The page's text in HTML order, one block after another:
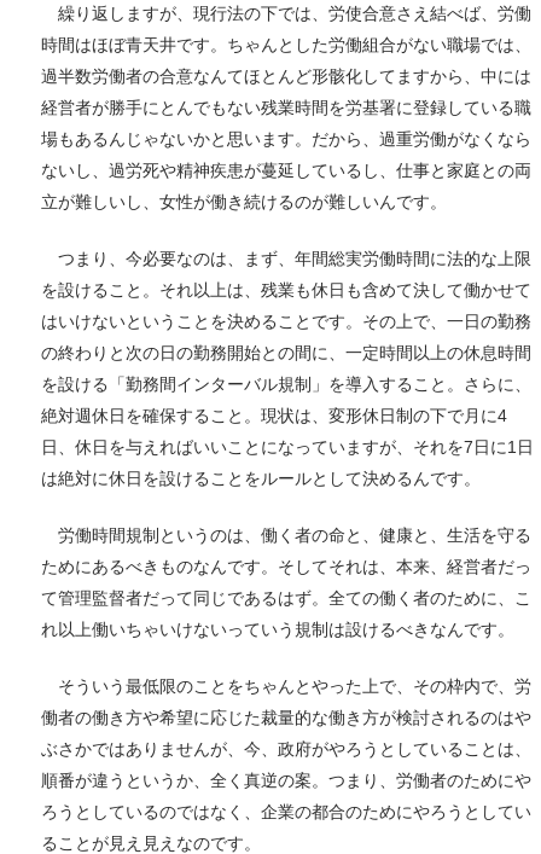
繰り返しますが、現行法の下では、労使合意さえ結べば、労働
時間はほぼ青天井です。ちゃんとした労働組合がない職場では、
過半数労働者の合意なんてほとんど形骸化してますから、中には
経営者が勝手にとんでもない残業時間を労基署に登録している職
場もあるんじゃないかと思います。だから、過重労働がなくなら
ないし、過労死や精神疾患が蔓延しているし、仕事と家庭との両
立が難しいし、女性が働き続けるのが難しいんです。
つまり、今必要なのは、まず、年間総実労働時間に法的な上限
を設けること。それ以上は、残業も休日も含めて決して働かせて
はいけないということを決めることです。その上で、一日の勤務
の終わりと次の日の勤務開始との間に、一定時間以上の休息時間
を設ける「勤務間インターバル規制」を導入すること。さらに、
絶対週休日を確保すること。現状は、変形休日制の下で月に4
日、休日を与えればいいことになっていますが、それを7日に1日
は絶対に休日を設けることをルールとして決めるんです。
労働時間規制というのは、働く者の命と、健康と、生活を守る
ためにあるべきものなんです。そしてそれは、本来、経営者だっ
て管理監督者だって同じであるはず。全ての働く者のために、こ
れ以上働いちゃいけないっていう規制は設けるべきなんです。
そういう最低限のことをちゃんとやった上で、その枠内で、労
働者の働き方や希望に応じた裁量的な働き方が検討されるのはや
ぶさかではありませんが、今、政府がやろうとしていることは、
順番が違うというか、全く真逆の案。つまり、労働者のためにや
ろうとしているのではなく、企業の都合のためにやろうとしてい
ることが見え見えなのです。